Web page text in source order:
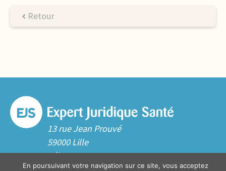
Retour
13 rue Jean Prouvé
59000 Lille
Tél. 03 20 06 70 10
En poursuivant votre navigation sur ce site, vous acceptez